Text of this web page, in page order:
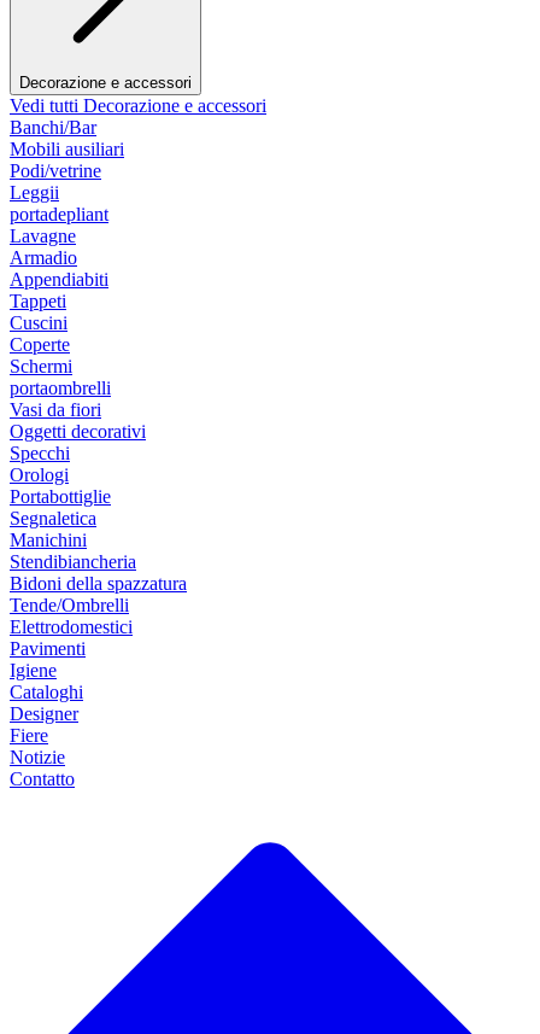
Decorazione e accessori
Vedi tutti Decorazione e accessori
Banchi/Bar
Mobili ausiliari
Podi/vetrine
Leggii
portadepliant
Lavagne
Armadio
Appendiabiti
Tappeti
Cuscini
Coperte
Schermi
portaombrelli
Vasi da fiori
Oggetti decorativi
Specchi
Orologi
Portabottiglie
Segnaletica
Manichini
Stendibiancheria
Bidoni della spazzatura
Tende/Ombrelli
Elettrodomestici
Pavimenti
Igiene
Cataloghi
Designer
Fiere
Notizie
Contatto